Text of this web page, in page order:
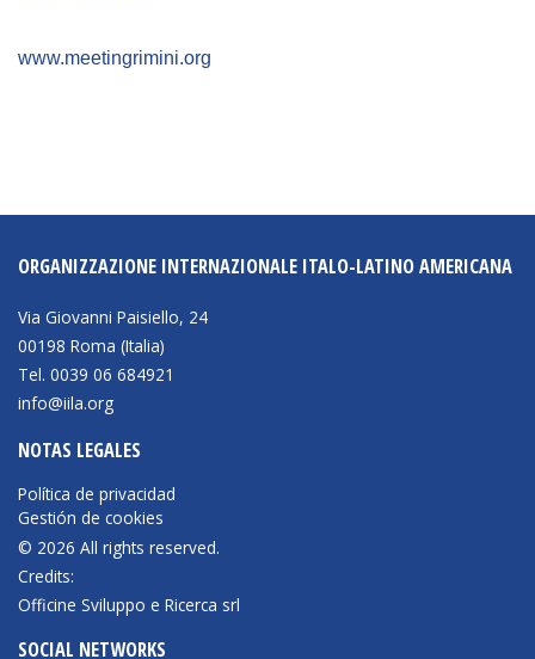
www.meetingrimini.org
ORGANIZZAZIONE INTERNAZIONALE ITALO-LATINO AMERICANA
Via Giovanni Paisiello, 24
00198 Roma (Italia)
Tel. 0039 06 684921
info@iila.org
NOTAS LEGALES
Política de privacidad
Gestión de cookies
© 2026 All rights reserved.
Credits:
Officine Sviluppo e Ricerca srl
SOCIAL NETWORKS